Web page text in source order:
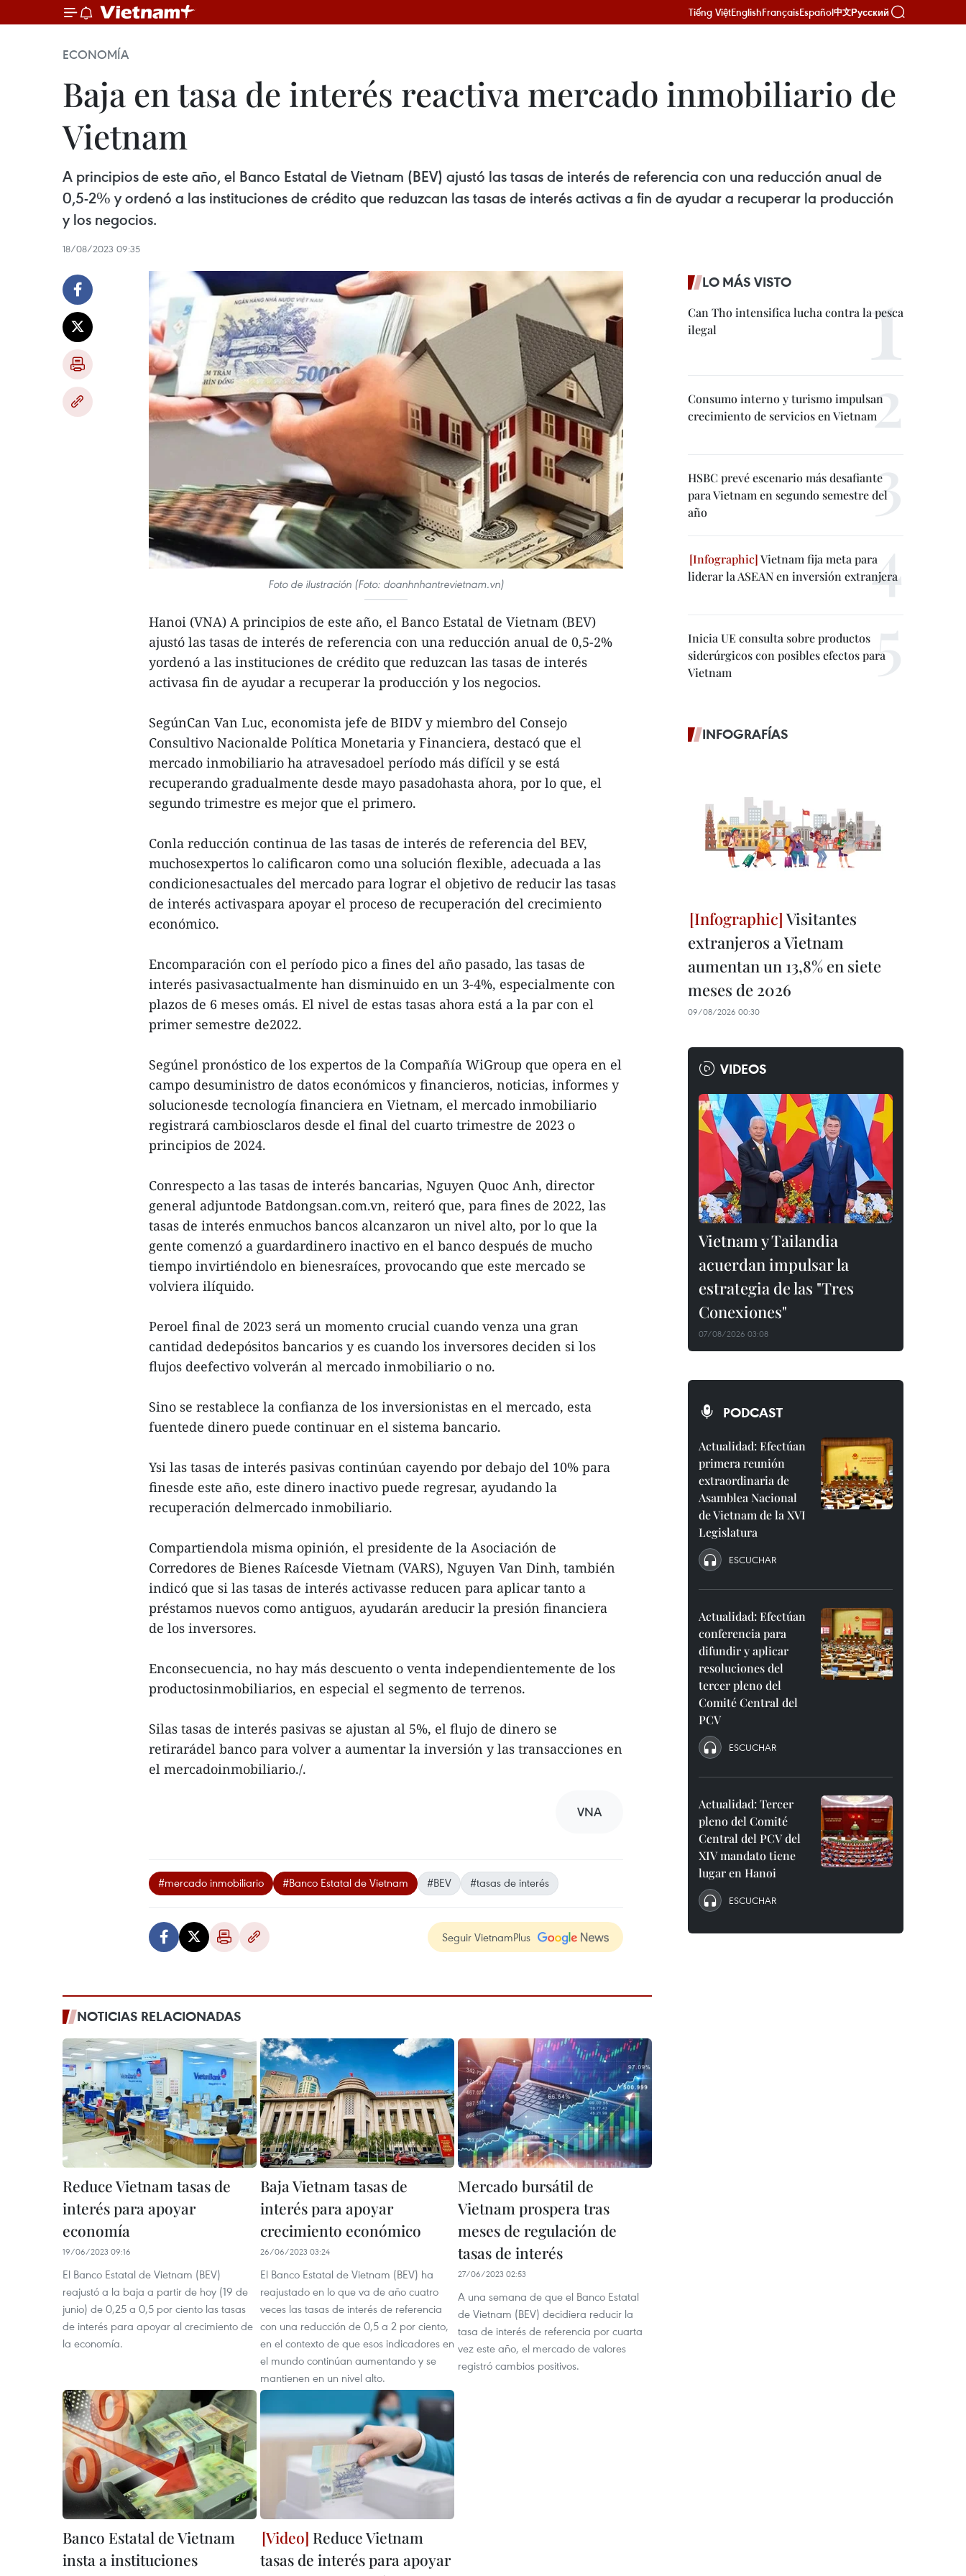
Tiếng ViệtEnglishFrançaisEspañol中文Русский
ECONOMÍA
Baja en tasa de interés reactiva mercado inmobiliario de
Vietnam
A principios de este año, el Banco Estatal de Vietnam (BEV) ajustó las tasas de interés de referencia con una reducción anual de
0,5-2% y ordenó a las instituciones de crédito que reduzcan las tasas de interés activas a fin de ayudar a recuperar la producción
y los negocios.
18/08/2023 09:35
Foto de ilustración (Foto: doanhnhantrevietnam.vn)
Hanoi (VNA) A principios de este año, el Banco Estatal de Vietnam (BEV)
ajustó las tasas de interés de referencia con una reducción anual de 0,5-2%
yordenó a las instituciones de crédito que reduzcan las tasas de interés
activasa fin de ayudar a recuperar la producción y los negocios.
SegúnCan Van Luc, economista jefe de BIDV y miembro del Consejo
Consultivo Nacionalde Política Monetaria y Financiera, destacó que el
mercado inmobiliario ha atravesadoel período más difícil y se está
recuperando gradualmente desde mayo pasadohasta ahora, por lo que, el
segundo trimestre es mejor que el primero.
Conla reducción continua de las tasas de interés de referencia del BEV,
muchosexpertos lo calificaron como una solución flexible, adecuada a las
condicionesactuales del mercado para lograr el objetivo de reducir las tasas
de interés activaspara apoyar el proceso de recuperación del crecimiento
económico.
Encomparación con el período pico a fines del año pasado, las tasas de
interés pasivasactualmente han disminuido en un 3-4%, especialmente con
plazos de 6 meses omás. El nivel de estas tasas ahora está a la par con el
primer semestre de2022.
Segúnel pronóstico de los expertos de la Compañía WiGroup que opera en el
campo desuministro de datos económicos y financieros, noticias, informes y
solucionesde tecnología financiera en Vietnam, el mercado inmobiliario
registrará cambiosclaros desde el final del cuarto trimestre de 2023 o
principios de 2024.
Conrespecto a las tasas de interés bancarias, Nguyen Quoc Anh, director
general adjuntode Batdongsan.com.vn, reiteró que, para fines de 2022, las
tasas de interés enmuchos bancos alcanzaron un nivel alto, por lo que la
gente comenzó a guardardinero inactivo en el banco después de mucho
tiempo invirtiéndolo en bienesraíces, provocando que este mercado se
volviera ilíquido.
Peroel final de 2023 será un momento crucial cuando venza una gran
cantidad dedepósitos bancarios y es cuando los inversores deciden si los
flujos deefectivo volverán al mercado inmobiliario o no.
Sino se restablece la confianza de los inversionistas en el mercado, esta
fuentede dinero puede continuar en el sistema bancario.
Ysi las tasas de interés pasivas continúan cayendo por debajo del 10% para
finesde este año, este dinero inactivo puede regresar, ayudando la
recuperación delmercado inmobiliario.
Compartiendola misma opinión, el presidente de la Asociación de
Corredores de Bienes Raícesde Vietnam (VARS), Nguyen Van Dinh, también
indicó que si las tasas de interés activasse reducen para aplicar tanto a
préstamos nuevos como antiguos, ayudarán areducir la presión financiera
de los inversores.
Enconsecuencia, no hay más descuento o venta independientemente de los
productosinmobiliarios, en especial el segmento de terrenos.
Silas tasas de interés pasivas se ajustan al 5%, el flujo de dinero se
retirarádel banco para volver a aumentar la inversión y las transacciones en
el mercadoinmobiliario./.
VNA
#mercado inmobiliario #Banco Estatal de Vietnam #BEV #tasas de interés
Seguir VietnamPlus
NOTICIAS RELACIONADAS
Reduce Vietnam tasas de
interés para apoyar
economía
19/06/2023 09:16
El Banco Estatal de Vietnam (BEV)
reajustó a la baja a partir de hoy (19 de
junio) de 0,25 a 0,5 por ciento las tasas
de interés para apoyar al crecimiento de
la economía.
Baja Vietnam tasas de
interés para apoyar
crecimiento económico
26/06/2023 03:24
El Banco Estatal de Vietnam (BEV) ha
reajustado en lo que va de año cuatro
veces las tasas de interés de referencia
con una reducción de 0,5 a 2 por ciento,
en el contexto de que esos indicadores en
el mundo continúan aumentando y se
mantienen en un nivel alto.
Mercado bursátil de
Vietnam prospera tras
meses de regulación de
tasas de interés
27/06/2023 02:53
A una semana de que el Banco Estatal
de Vietnam (BEV) decidiera reducir la
tasa de interés de referencia por cuarta
vez este año, el mercado de valores
registró cambios positivos.
Banco Estatal de Vietnam
insta a instituciones
Reduce Vietnam
tasas de interés para apoyar
LO MÁS VISTO
Can Tho intensifica lucha contra la pesca
ilegal
Consumo interno y turismo impulsan
crecimiento de servicios en Vietnam
HSBC prevé escenario más desafiante
para Vietnam en segundo semestre del
año
Vietnam fija meta para
liderar la ASEAN en inversión extranjera
Inicia UE consulta sobre productos
siderúrgicos con posibles efectos para
Vietnam
INFOGRAFÍAS
Visitantes
extranjeros a Vietnam
aumentan un 13,8% en siete
meses de 2026
09/08/2026 00:30
VIDEOS
Vietnam y Tailandia
acuerdan impulsar la
estrategia de las "Tres
Conexiones"
07/08/2026 03:08
PODCAST
Actualidad: Efectúan
primera reunión
extraordinaria de
Asamblea Nacional
de Vietnam de la XVI
Legislatura
ESCUCHAR
Actualidad: Efectúan
conferencia para
difundir y aplicar
resoluciones del
tercer pleno del
Comité Central del
PCV
ESCUCHAR
Actualidad: Tercer
pleno del Comité
Central del PCV del
XIV mandato tiene
lugar en Hanoi
ESCUCHAR